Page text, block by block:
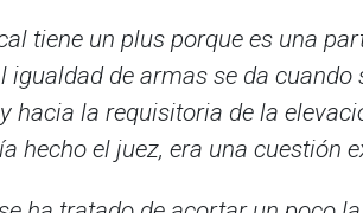
tiene un plus porque es una
igualdad de armas se da
hacia la requisitoria de la
hecho el juez, era una cuestión